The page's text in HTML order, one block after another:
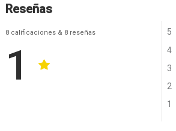
Reseñas
8 calificaciones & 8 reseñas
1
5
4
3
2
1